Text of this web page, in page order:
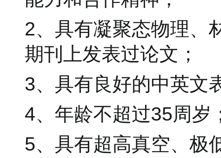
2、具有凝聚态物理、
期刊上发表过论文；
3、具有良好的中英文
4、年龄不超过35周岁
5、具有超高真空、极